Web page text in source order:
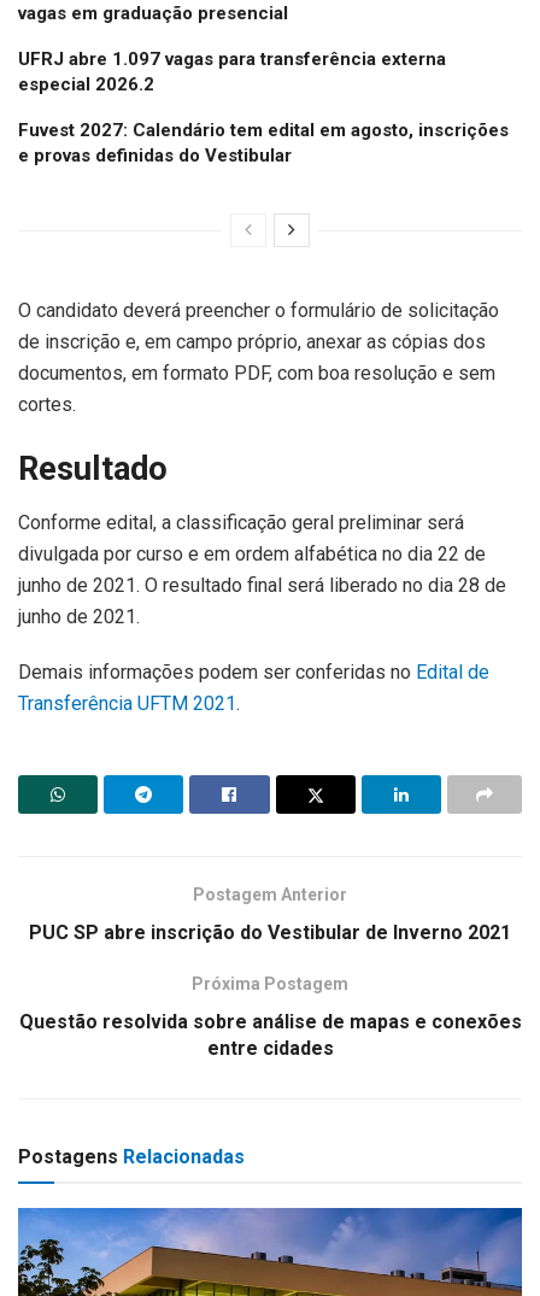
vagas em graduação presencial
UFRJ abre 1.097 vagas para transferência externa
especial 2026.2
Fuvest 2027: Calendário tem edital em agosto, inscrições
e provas definidas do Vestibular
O candidato deverá preencher o formulário de solicitação
de inscrição e, em campo próprio, anexar as cópias dos
documentos, em formato PDF, com boa resolução e sem
cortes.
Resultado
Conforme edital, a classificação geral preliminar será
divulgada por curso e em ordem alfabética no dia 22 de
junho de 2021. O resultado final será liberado no dia 28 de
junho de 2021.
Demais informações podem ser conferidas no Edital de
Transferência UFTM 2021.
Postagem Anterior
PUC SP abre inscrição do Vestibular de Inverno 2021
Próxima Postagem
Questão resolvida sobre análise de mapas e conexões
entre cidades
Postagens Relacionadas